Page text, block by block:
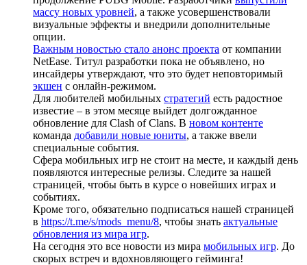
массу новых уровней, а также усовершенствовали
визуальные эффекты и внедрили дополнительные
опции.
Важным новостью стало анонс проекта от компании
NetEase. Титул разработки пока не объявлено, но
инсайдеры утверждают, что это будет неповторимый
экшен с онлайн-режимом.
Для любителей мобильных стратегий есть радостное
известие – в этом месяце выйдет долгожданное
обновление для Clash of Clans. В новом контенте
команда добавили новые юниты, а также ввели
специальные события.
Сфера мобильных игр не стоит на месте, и каждый день
появляются интересные релизы. Следите за нашей
страницей, чтобы быть в курсе о новейших играх и
событиях.
Кроме того, обязательно подписаться нашей страницей
в https://t.me/s/mods_menu/8, чтобы знать актуальные
обновления из мира игр.
На сегодня это все новости из мира мобильных игр. До
скорых встреч и вдохновляющего гейминга!